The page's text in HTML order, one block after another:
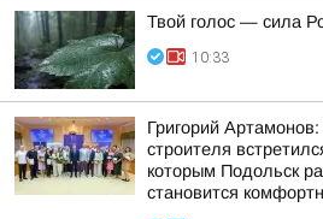
Твой голос — сила
10:33
Григорий
строителя
которым Подольск
становится